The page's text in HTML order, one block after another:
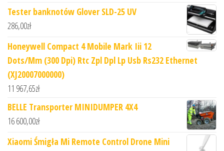
Tester banknotów Glover SLD-25 UV
286,00zł
Honeywell Compact 4 Mobile Mark Iii 12
Dots/Mm (300 Dpi) Rtc Zpl Dpl Lp Usb Rs232 Ethernet
(XJ20007000000)
11 967,65zł
BELLE Transporter MINIDUMPER 4X4
16 600,00zł
Xiaomi Śmigła Mi Remote Control Drone Mini